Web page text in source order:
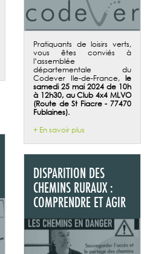
Pratiquants de loisirs verts,
vous êtes conviés à
l’assemblée
départementale du
Codever Ile-de-France, le
samedi 25 mai 2024 de 10h
à 12h30, au Club 4x4 MLVO
(Route de St Fiacre - 77470
Fublaines).
+ En savoir plus
DISPARITION DES
CHEMINS RURAUX :
COMPRENDRE ET AGIR